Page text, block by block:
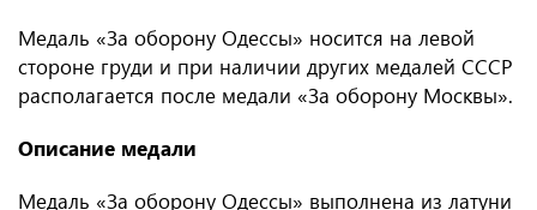
Медаль «За оборону Одессы» носится на левой
стороне груди и при наличии других медалей СССР
располагается после медали «За оборону Москвы».
Описание медали
Медаль «За оборону Одессы» выполнена из латуни